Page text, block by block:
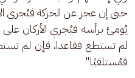
حتى إن عجز عن الحركة فيُجري
يُومئ برأسه فيُجري الأركان
لم تستطع فقاعدا، فإن لم
فمُستلقيًا"